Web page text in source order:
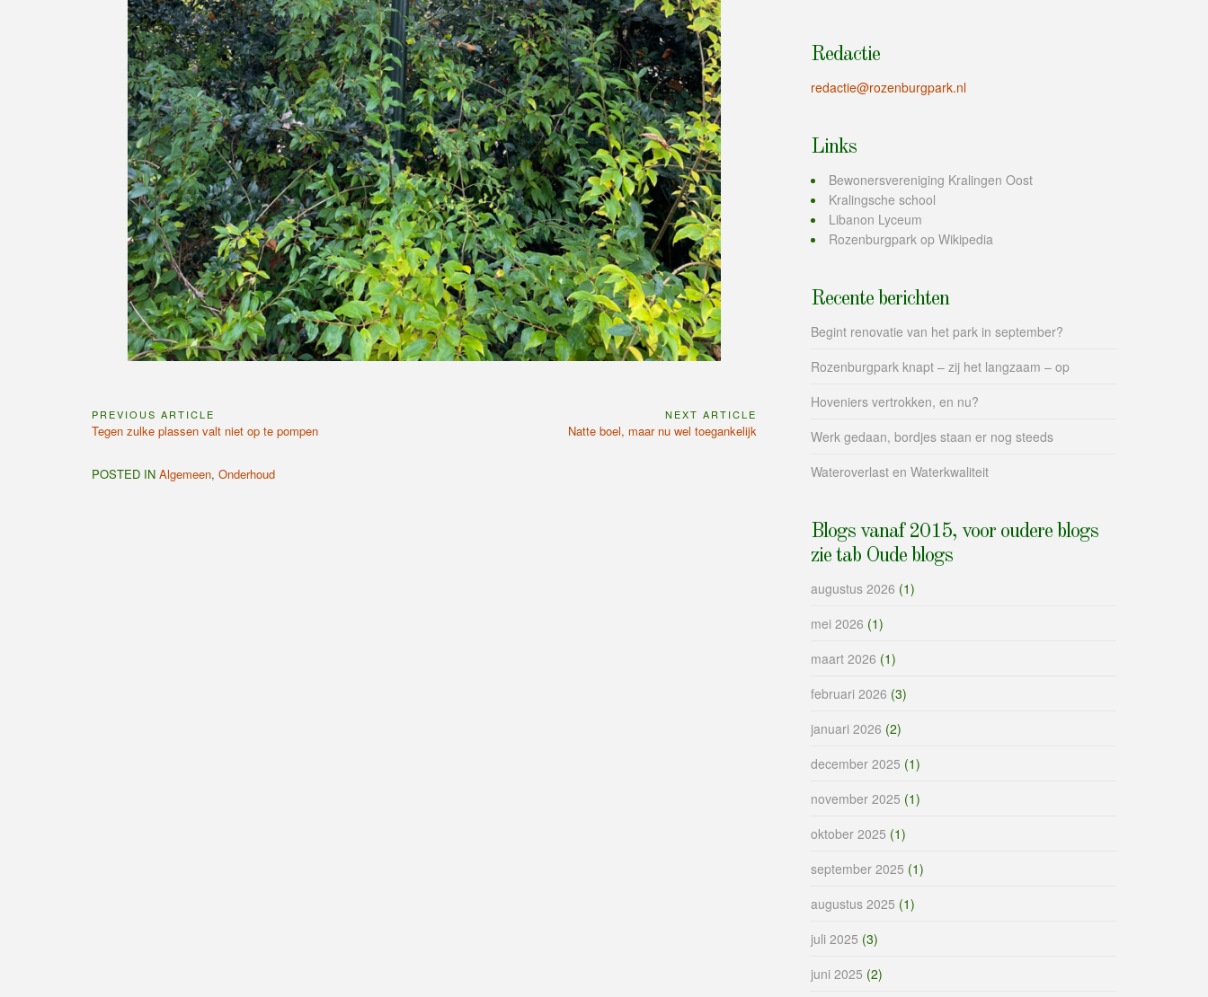
Bericht
PREVIOUS ARTICLE
Previous
Tegen zulke plassen valt niet op te pompen
NEXT ARTICLE
Next
Natte boel, maar nu wel toegankelijk
POSTED IN Algemeen, Onderhoud
Redactie
redactie@rozenburgpark.nl
Links
Bewonersvereniging Kralingen Oost
Kralingsche school
Libanon Lyceum
Rozenburgpark op Wikipedia
Recente berichten
Begint renovatie van het park in september?
Rozenburgpark knapt – zij het langzaam – op
Hoveniers vertrokken, en nu?
Werk gedaan, bordjes staan er nog steeds
Wateroverlast en Waterkwaliteit
Blogs vanaf 2015, voor oudere blogs
zie tab Oude blogs
augustus 2026 (1)
mei 2026 (1)
maart 2026 (1)
februari 2026 (3)
januari 2026 (2)
december 2025 (1)
november 2025 (1)
oktober 2025 (1)
september 2025 (1)
augustus 2025 (1)
juli 2025 (3)
juni 2025 (2)